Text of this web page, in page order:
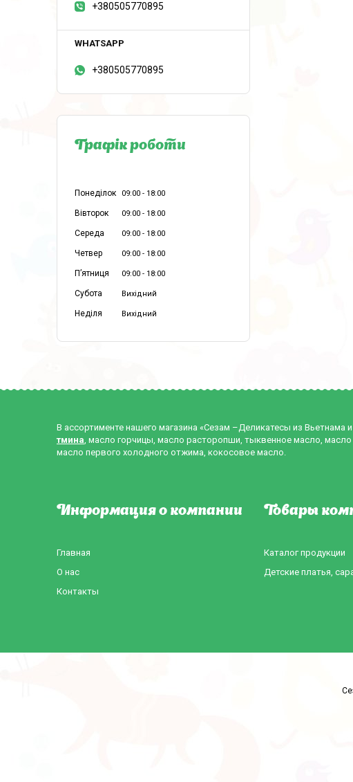
+380505770895
+380505770895
Графік роботи
Понеділок 09:00 18:00
Вівторок 09:00 18:00
Середа 09:00 18:00
Четвер 09:00 18:00
Пʼятниця 09:00 18:00
Субота Вихідний
Неділя Вихідний
В ассортименте нашего магазина «Сезам –Деликатесы из
тмина, масло горчицы, масло расторопши, тыквенное масло, масло
масло первого холодного отжима, кокосовое масло.
Информация о компании
Главная
О нас
Контакты
Товары
Каталог продукции
Детские платья,